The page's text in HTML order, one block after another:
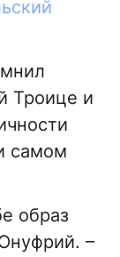
Троице и
самом
образ
–